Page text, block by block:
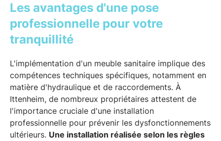
Les avantages d'une pose
professionnelle pour votre
tranquillité
L'implémentation d'un meuble sanitaire implique des
compétences techniques spécifiques, notamment en
matière d'hydraulique et de raccordements. À
Ittenheim, de nombreux propriétaires attestent de
l'importance cruciale d'une installation
professionnelle pour prévenir les dysfonctionnements
ultérieurs. Une installation réalisée selon les règles